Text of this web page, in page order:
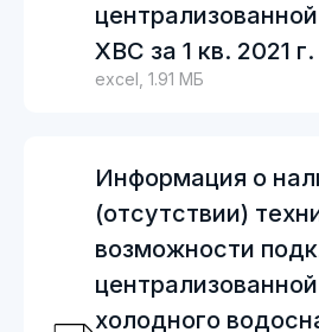
ХВС за 1 кв. 2021 г.
excel, 1.91 МБ
Информация о
(отсутствии)
возможности
холодного